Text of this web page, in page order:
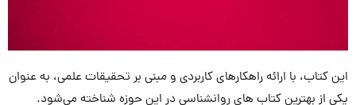
این کتاب، با ارائه راهکارهای کاربردی و مبنی بر تحقیقات علمی، به عنوان
یکی از بهترین کتاب های روانشناسی در این حوزه شناخته می‌شود.